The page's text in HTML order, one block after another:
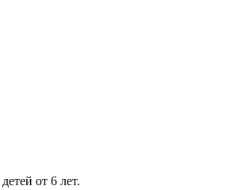
от 6 лет.